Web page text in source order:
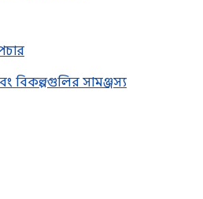
বিকল্পগুলির সামঞ্জস্য